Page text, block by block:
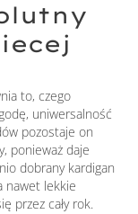
to, czego
uniwersalność
pozostaje on
ponieważ daje
dobrany kardigan
nawet lekkie
przez cały rok.